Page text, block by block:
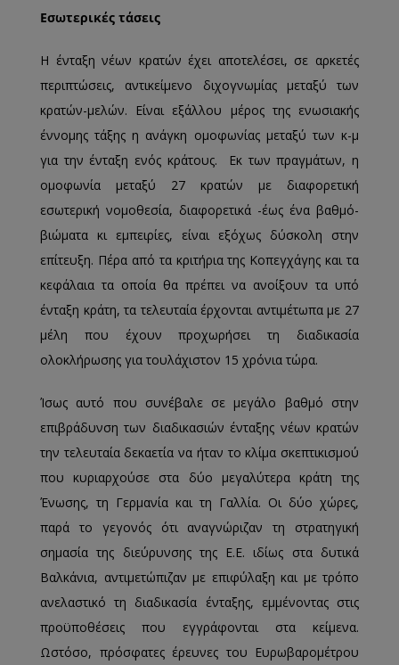
Εσωτερικές τάσεις
Η ένταξη νέων κρατών έχει αποτελέσει, σε αρκετές
περιπτώσεις, αντικείμενο διχογνωμίας μεταξύ των
κρατών-μελών. Είναι εξάλλου μέρος της ενωσιακής
έννομης τάξης η ανάγκη ομοφωνίας μεταξύ των κ-μ
για την ένταξη ενός κράτους. Εκ των πραγμάτων, η
ομοφωνία μεταξύ 27 κρατών με διαφορετική
εσωτερική νομοθεσία, διαφορετικά -έως ένα βαθμό-
βιώματα κι εμπειρίες, είναι εξόχως δύσκολη στην
επίτευξη. Πέρα από τα κριτήρια της Κοπεγχάγης και τα
κεφάλαια τα οποία θα πρέπει να ανοίξουν τα υπό
ένταξη κράτη, τα τελευταία έρχονται αντιμέτωπα με 27
μέλη που έχουν προχωρήσει τη διαδικασία
ολοκλήρωσης για τουλάχιστον 15 χρόνια τώρα.
Ίσως αυτό που συνέβαλε σε μεγάλο βαθμό στην
επιβράδυνση των διαδικασιών ένταξης νέων κρατών
την τελευταία δεκαετία να ήταν το κλίμα σκεπτικισμού
που κυριαρχούσε στα δύο μεγαλύτερα κράτη της
Ένωσης, τη Γερμανία και τη Γαλλία. Οι δύο χώρες,
παρά το γεγονός ότι αναγνώριζαν τη στρατηγική
σημασία της διεύρυνσης της Ε.Ε. ιδίως στα δυτικά
Βαλκάνια, αντιμετώπιζαν με επιφύλαξη και με τρόπο
ανελαστικό τη διαδικασία ένταξης, εμμένοντας στις
προϋποθέσεις που εγγράφονται στα κείμενα.
Ωστόσο, πρόσφατες έρευνες του Ευρωβαρομέτρου